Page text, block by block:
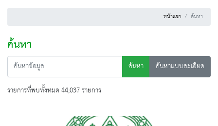
หน้าแรก ค้นหา
ค้นหา
ค้นหา
ค้นหาแบบละเอียด
รายการที่พบทั้งหมด 44,037 รายการ